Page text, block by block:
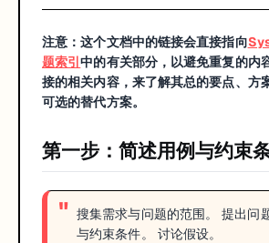
注意：这个文档中的链接会直接指向
题索引中的有关部分，以避免重复的内
接的相关内容，来了解其总的要点、方
可选的替代方案。
第一步：简述用例与约束
搜集需求与问题的范围。 提出问
与约束条件。 讨论假设。